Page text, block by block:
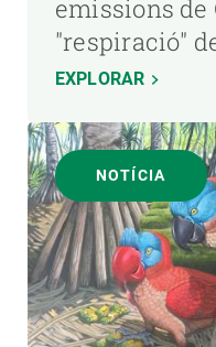
emissions de
"respiració"
EXPLORAR
NOTÍCIA